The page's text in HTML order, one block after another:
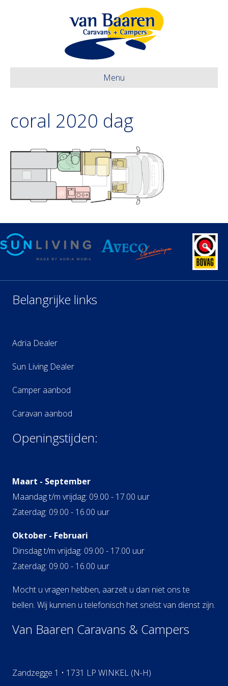
Menu
coral 2020 dag
Belangrijke links
Adria Dealer
Sun Living Dealer
Camper aanbod
Caravan aanbod
Openingstijden:
Maart - September
Maandag t/m vrijdag: 09.00 - 17.00 uur
Zaterdag: 09.00 - 16.00 uur
Oktober - Februari
Dinsdag t/m vrijdag: 09.00 - 17.00 uur
Zaterdag: 09.00 - 16.00 uur
Mocht u vragen hebben, aarzelt u dan niet ons te
bellen. Wij kunnen u telefonisch het snelst van dienst zijn.
Van Baaren Caravans & Campers
Zandzegge 1 • 1731 LP WINKEL (N-H)